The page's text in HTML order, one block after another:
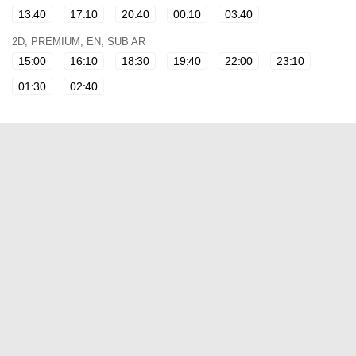
13:40 17:10 20:40 00:10 03:40
2D, PREMIUM, EN, SUB AR
15:00 16:10 18:30 19:40 22:00
23:10
01:30
02:40